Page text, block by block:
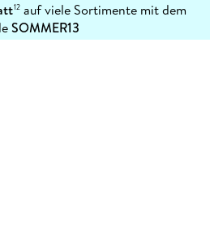
12auf viele Sortimente mit dem
SOMMER13